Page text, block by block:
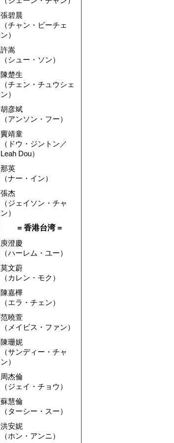
張碧晨
（チャン・ビーチェ
ン）
許嵩
（シュー・ソン）
陳楚生
（チェン・チュウシェ
ン）
胡彦斌
（アンソン・フー）
竇靖童
（ドウ・ジントン／
Leah Dou）
那英
（ナー・イン）
張杰
（ジェイソン・チャ
ン）
= 香港台湾 =
庾澄慶
（ハーレム・ユー）
莫文蔚
（カレン・モク）
陳嘉樺
（エラ・チェン）
范曉萱
（メイビス・ファン）
陳珊妮
（サンディー・チャ
ン）
周杰倫
（ジェイ・チョウ）
蘇慧倫
（ターシー・スー）
洪安妮
（ホン・アンニ）